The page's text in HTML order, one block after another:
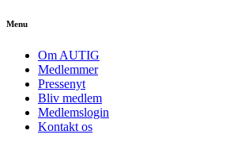
Menu
Om AUTIG
Medlemmer
Pressenyt
Bliv medlem
Medlemslogin
Kontakt os